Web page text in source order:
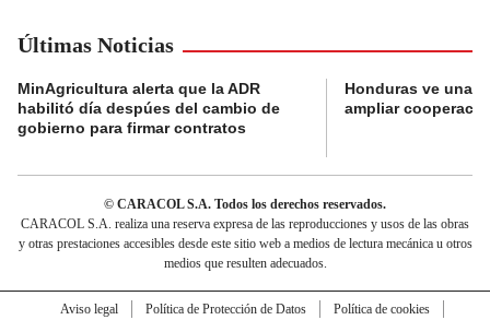
Últimas Noticias
MinAgricultura alerta que la ADR
habilitó día despúes del cambio de
gobierno para firmar contratos
Honduras ve una
ampliar
© CARACOL S.A. Todos los derechos reservados.
CARACOL S.A. realiza una reserva expresa de las reproducciones y usos de las obras
y otras prestaciones accesibles desde este sitio web a medios de lectura mecánica u otros
medios que resulten adecuados.
Aviso legal Política de Protección de Datos
Política de cookies